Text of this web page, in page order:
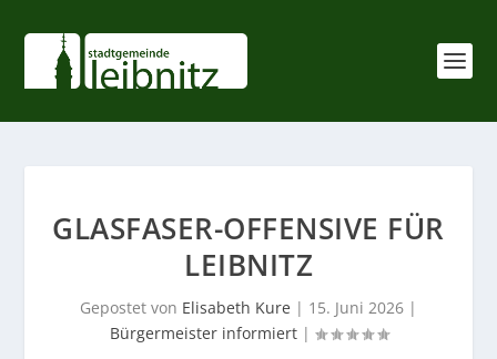
GLASFASER-OFFENSIVE FÜR
LEIBNITZ
Gepostet von Elisabeth Kure | 15. Juni 2026 |
Bürgermeister informiert|